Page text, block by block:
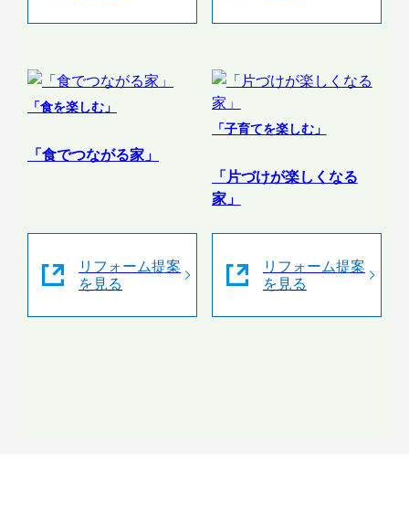
「食を楽しむ」
「食でつながる家」
リフォーム提案
を見る
「子育てを楽しむ」
「片づけが楽しくなる
家」
リフォーム提案
を見る